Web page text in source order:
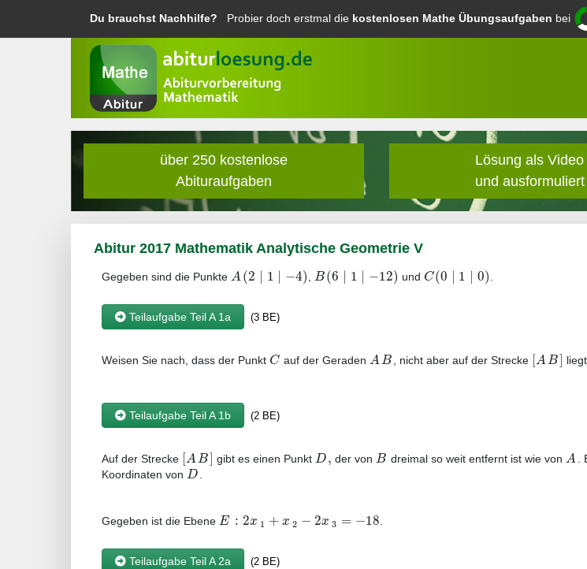
Du brauchst Nachhilfe? Probier doch erstmal die kostenlosen Mathe Übungsaufgaben bei
über 250 kostenlose
Abituraufgaben
Lösung als Video
und ausformuliert
Abitur 2017 Mathematik Analytische Geometrie V
Gegeben sind die Punkte A(2 | 1 | −4) B(6 | 1 | −12) und C(0 | 1 | 0)
Teilaufgabe Teil A 1a (3 BE)
Weisen Sie nach, dass der Punkt C auf der Geraden AB , nicht aber auf der Strecke [AB] liegt.
Teilaufgabe Teil A 1b (2 BE)
Auf der Strecke [AB] gibt es einen Punkt D, der von B dreimal so weit entfernt ist wie von A
Koordinaten von D
Gegeben ist die Ebene E : 2x 1 +x 2 −2x 3 = −18
Teilaufgabe Teil A 2a (2 BE)